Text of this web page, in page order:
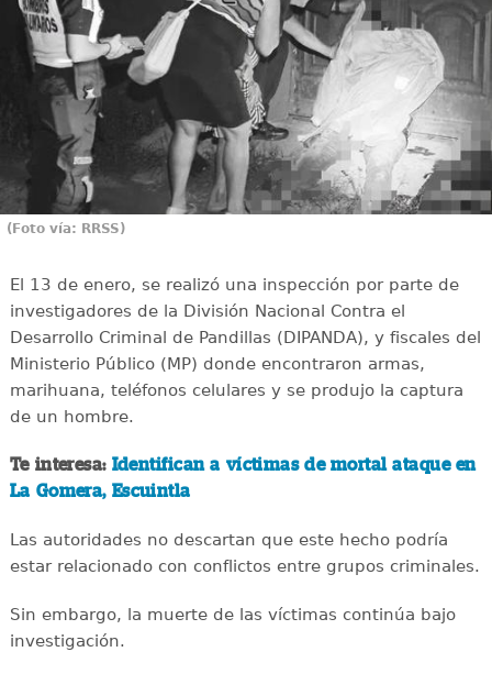
(Foto vía: RRSS)
El 13 de enero, se realizó una inspección por parte de
investigadores de la División Nacional Contra el
Desarrollo Criminal de Pandillas (DIPANDA), y fiscales del
Ministerio Público (MP) donde encontraron armas,
marihuana, teléfonos celulares y se produjo la captura
de un hombre.
Te interesa: Identifican a víctimas de mortal ataque en
La Gomera, Escuintla
Las autoridades no descartan que este hecho podría
estar relacionado con conflictos entre grupos criminales.
Sin embargo, la muerte de las víctimas continúa bajo
investigación.